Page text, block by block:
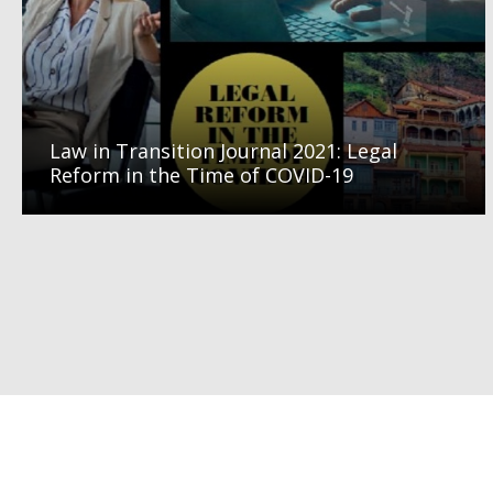
Law in Transition Journal 2021: Legal
Reform in the Time of COVID-19